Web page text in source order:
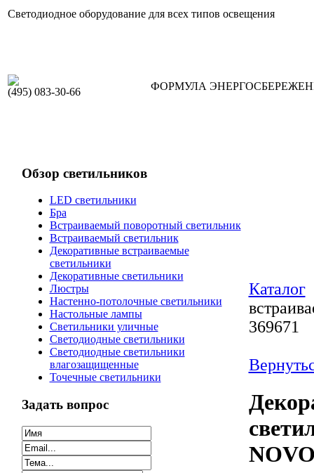
Светодиодное оборудование для всех типов освещения
(495) 083-30-66 ФОРМУЛА
Обзор светильников
LED светильники
Бра
Встраиваемый поворотный светильник
Встраиваемый светильник
Декоративные встраиваемые
светильники
Декоративные светильники
Люстры
Настенно-потолочные светильники
Настольные лампы
Светильники уличные
Светодиодные светильники
Светодиодные светильники
влагозащищенные
Точечные светильники
Задать вопрос
Каталог
369671